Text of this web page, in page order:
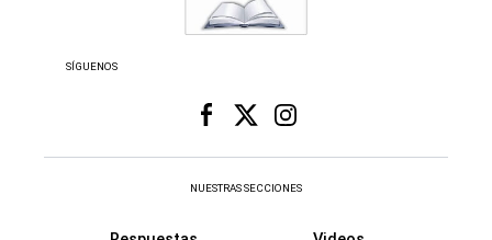
SÍGUENOS
NUESTRAS SECCIONES